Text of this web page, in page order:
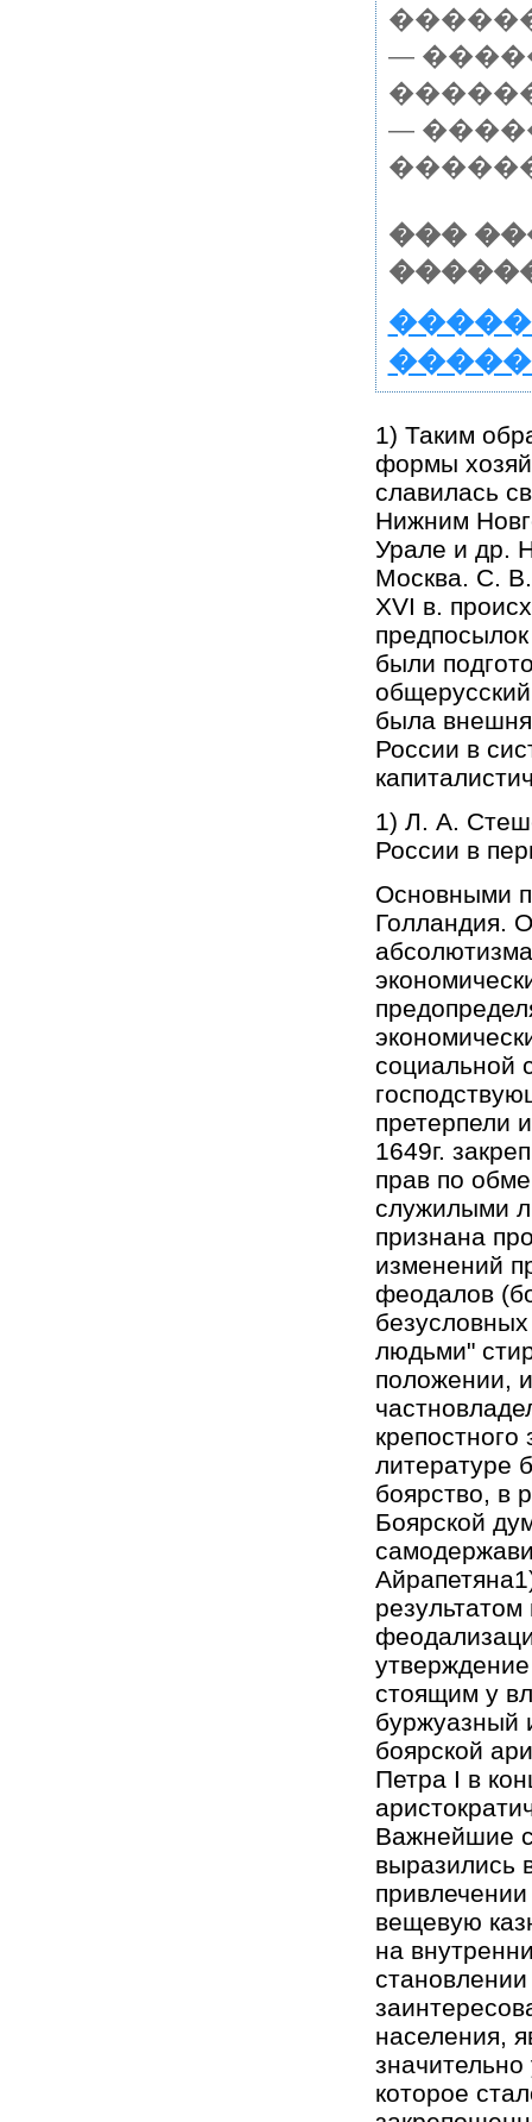
—
—
���
1) Таким
формы
славилась
Нижним
Урале и др.
Москва. С.
ХVI в.
были
была
России в
1) Л. А.
России в
Основными
Голландия.
социальной
претерпели
1649г.
прав по
служилыми
признана
изменений
феодалов
людьми"
положении,
крепостного
литературе
боярство, в
Боярской
стоящим у
буржуазный
боярской
Петра I в
Важнейшие
выразились
вещевую
на
населения,
которое